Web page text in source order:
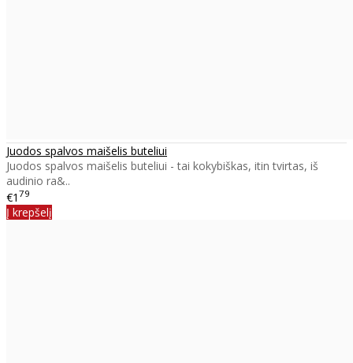
Juodos spalvos maišelis buteliui
Juodos spalvos maišelis buteliui - tai kokybiškas, itin tvirtas, iš
audinio ra&..
€1 79
Į krepšelį